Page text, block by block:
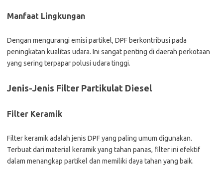
Manfaat Lingkungan
Dengan mengurangi emisi partikel, DPF berkontribusi pada
peningkatan kualitas udara. Ini sangat penting di daerah perkotaan
yang sering terpapar polusi udara tinggi.
Jenis-Jenis Filter Partikulat Diesel
Filter Keramik
Filter keramik adalah jenis DPF yang paling umum digunakan.
Terbuat dari material keramik yang tahan panas, filter ini efektif
dalam menangkap partikel dan memiliki daya tahan yang baik.